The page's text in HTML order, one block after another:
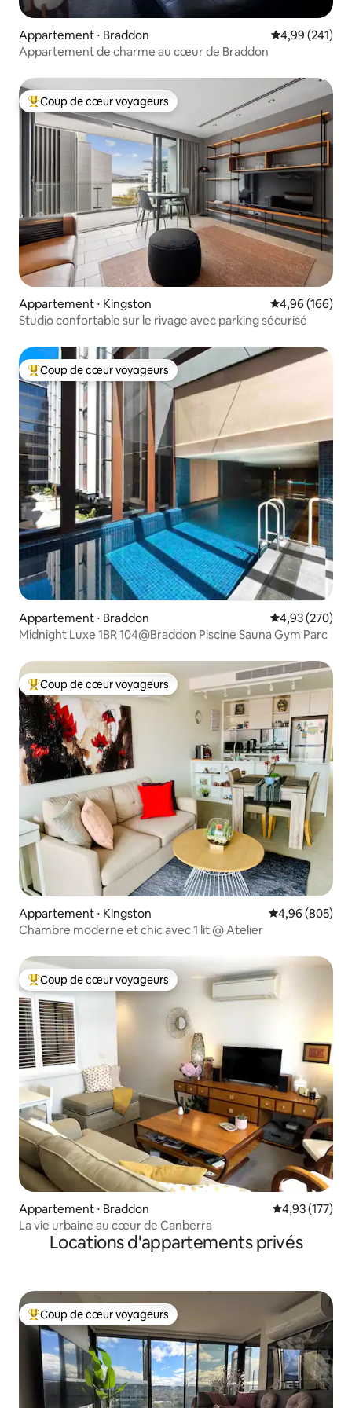
Appartement ⋅ Braddon Évaluation
4,99 (241)
Appartement de charme au cœur de Braddon
Coups de cœur voyageurs les plus appréciés
Coup de cœur voyageurs
Appartement ⋅ Kingston Évaluation
4,96 (166)
Studio confortable sur le rivage avec parking sécurisé
Coups de cœur voyageurs les plus appréciés
Coup de cœur voyageurs
Appartement ⋅ Braddon Évaluation
4,93 (270)
Midnight Luxe 1BR 104@Braddon Piscine Sauna Gym Parc
Coups de cœur voyageurs les plus appréciés
Coup de cœur voyageurs
Appartement ⋅ Kingston Évaluation
4,96 (805)
Chambre moderne et chic avec 1 lit @ Atelier
Coups de cœur voyageurs les plus appréciés
Coup de cœur voyageurs
Appartement ⋅ Braddon Évaluation
4,93 (177)
La vie urbaine au cœur de Canberra
Locations d'appartements privés
Coups de cœur voyageurs les plus appréciés
Coup de cœur voyageurs